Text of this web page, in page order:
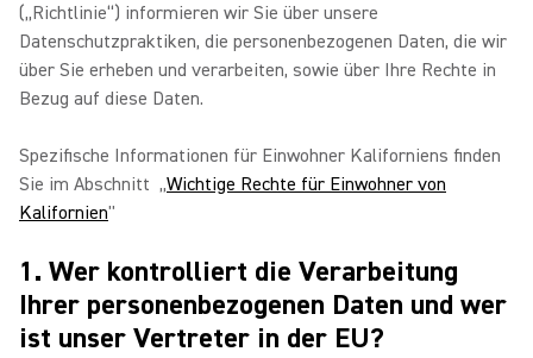
(„Richtlinie“) informieren wir Sie über unsere
Datenschutzpraktiken, die personenbezogenen Daten, die wir
über Sie erheben und verarbeiten, sowie über Ihre Rechte in
Bezug auf diese Daten.
Spezifische Informationen für Einwohner Kaliforniens finden
Sie im Abschnitt „Wichtige Rechte für Einwohner von
Kalifornien"
1. Wer kontrolliert die Verarbeitung
Ihrer personenbezogenen Daten und wer
ist unser Vertreter in der EU?